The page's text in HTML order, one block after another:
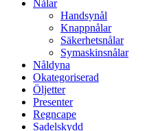
Nålar
Handsynål
Knappnålar
Säkerhetsnålar
Symaskinsnålar
Nåldyna
Okategoriserad
Öljetter
Presenter
Regncape
Sadelskydd